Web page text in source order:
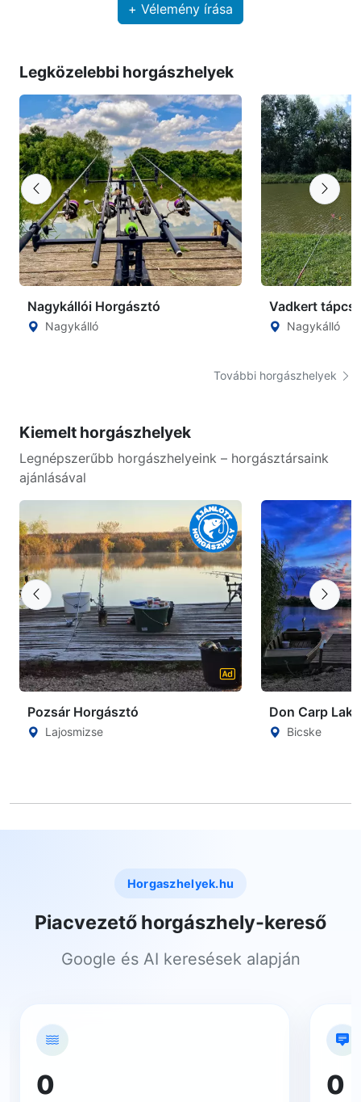
+ Vélemény írása
Legközelebbi horgászhelyek
Nagykállói Horgásztó
Nagykálló
Vadkert
Nagykálló
További horgászhelyek
Kiemelt horgászhelyek
Legnépszerűbb horgászhelyeink – horgásztársaink
ajánlásával
Pozsár Horgásztó
Lajosmizse
Don Carp Lake
Bicske
Horgaszhelyek.hu
Piacvezető horgászhely-kereső
Google és AI keresések alapján
0 0